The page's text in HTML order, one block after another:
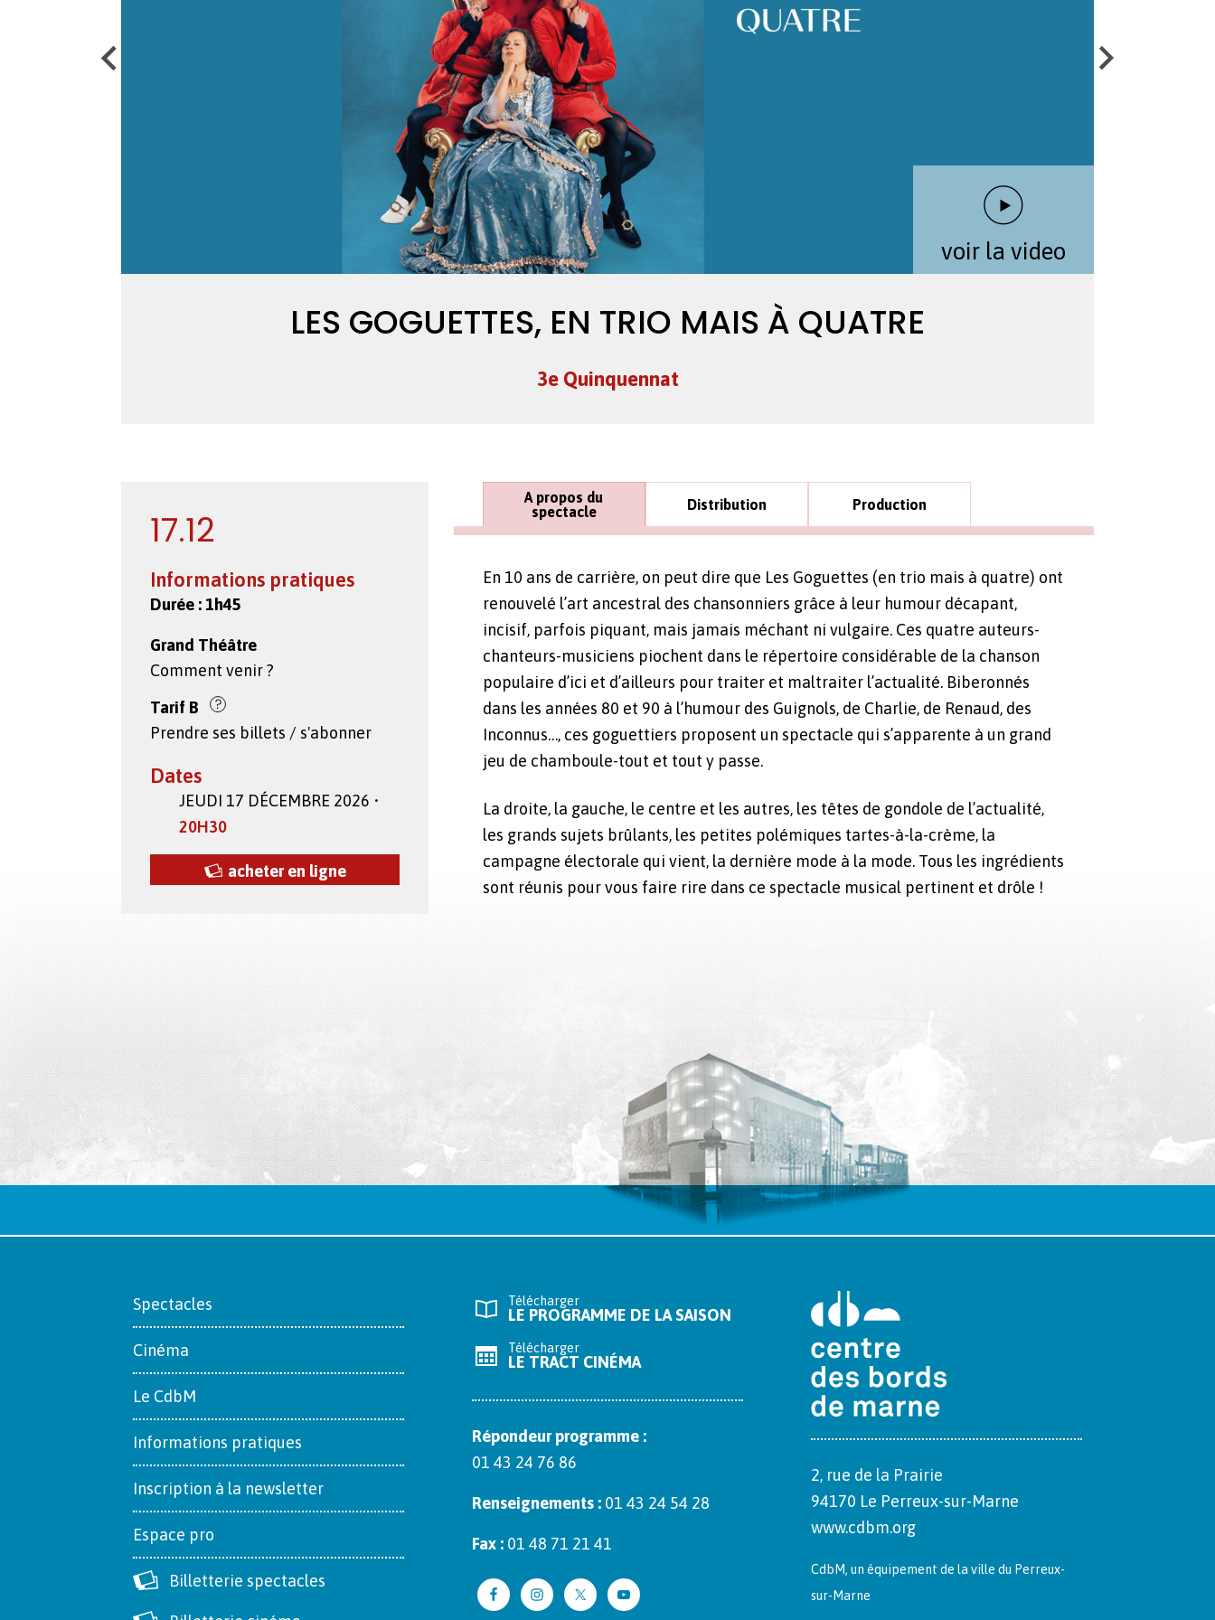
voir la video
LES GOGUETTES, EN TRIO MAIS À QUATRE
3e Quinquennat
17.12
Informations pratiques
Durée : 1h45
Grand Théâtre
Comment venir ?
Tarif B
Prendre ses billets / s'abonner
Dates
JEUDI 17 DÉCEMBRE 2026 •
20H30
acheter en ligne
A propos du
spectacle
Distribution Production
En 10 ans de carrière, on peut dire que Les Goguettes (en trio mais à quatre) ont
renouvelé l’art ancestral des chansonniers grâce à leur humour décapant,
incisif, parfois piquant, mais jamais méchant ni vulgaire. Ces quatre auteurs-
chanteurs-musiciens piochent dans le répertoire considérable de la chanson
populaire d’ici et d’ailleurs pour traiter et maltraiter l’actualité. Biberonnés
dans les années 80 et 90 à l’humour des Guignols, de Charlie, de Renaud, des
Inconnus…, ces goguettiers proposent un spectacle qui s’apparente à un grand
jeu de chamboule-tout et tout y passe.
La droite, la gauche, le centre et les autres, les têtes de gondole de l’actualité,
les grands sujets brûlants, les petites polémiques tartes-à-la-crème, la
campagne électorale qui vient, la dernière mode à la mode. Tous les ingrédients
sont réunis pour vous faire rire dans ce spectacle musical pertinent et drôle !
Spectacles
Cinéma
Le CdbM
Informations pratiques
Inscription à la newsletter
Espace pro
Billetterie spectacles
Télécharger
LE PROGRAMME DE LA SAISON
Télécharger
LE TRACT CINÉMA
Répon­deur pro­gramme :
01 43 24 76 86
Ren­seigne­ments : 01 43 24 54 28
Fax :01 48 71 21 41
2, rue de la Prairie
94170 Le Per­reux-sur-Marne
www.cdbm.org
CdbM, un équipement de la ville du Per­reux-
sur-Marne